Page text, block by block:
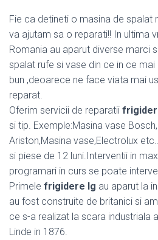
Fie ca detineti o masina de spalat
va ajutam sa o reparati!! In ultima
Romania au aparut diverse marci
spalat rufe si vase din ce in ce
bun ,deoarece ne face viata mai
reparat.
Oferim servicii de reparatii
si tip. Exemple:Masina vase
Ariston,Masina vase,Electrolux
si piese de 12 luni.Interventii in
programari in curs se poate
Primele frigidere lg au aparut la
au fost construite de britanici si
ce s-a realizat la scara industriala
Linde in 1876.